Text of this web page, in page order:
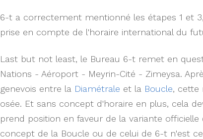
6-t a correctement mentionné les étapes 1 et
prise en compte de l'horaire international du
Last but not least, le Bureau 6-t remet en
Nations - Aéroport - Meyrin-Cité - Zimeysa.
genevois entre la Diamétrale et la Boucle, cette
osée. Et sans concept d'horaire en plus, cela
prend position en faveur de la variante
concept de la Boucle ou de celui de 6-t n'est